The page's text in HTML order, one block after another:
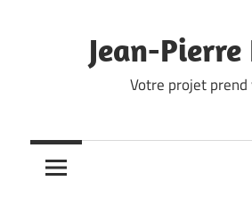
Jean-Pierre
Votre projet prend